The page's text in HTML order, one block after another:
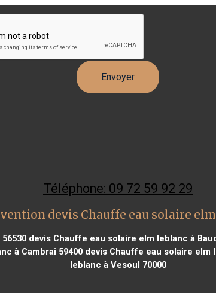
Téléphone: 09 72 59 92 29
devis Chauffe eau solaire
devis Chauffe eau solaire elm leblanc à
à Cambrai 59400devis Chauffe eau solaire elm
leblanc à Vesoul 70000